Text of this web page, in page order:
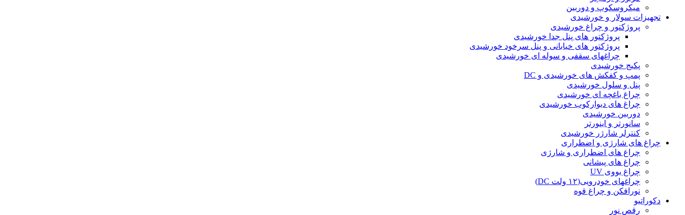
میکروسکوپ و دوربین
تجهیزات سولار و خورشیدی
پروژکتور و چراغ خورشیدی
پروژکتور های پنل جدا خورشیدی
پروژکتور های خیابانی و پنل سرخود خورشیدی
چراغهای سقفی و سوله ای خورشیدی
پکیج خورشیدی
پمپ و کفکش های خورشیدی و DC
پنل و سلول خورشیدی
چراغ باغچه ای خورشیدی
چراغ های دیوارکوب خورشیدی
دوربین خورشیدی
سانورتر و اینورتر
کنترلر شارژر خورشیدی
چراغ های شارژی و اضطراری
چراغ های اضطراری و شارژی
چراغ های پیشانی
چراغ یووی UV
چراغهای خودرویی(۱۲ ولت DC)
نورافکن و چراغ قوه
دکوراتیو
رقص نور